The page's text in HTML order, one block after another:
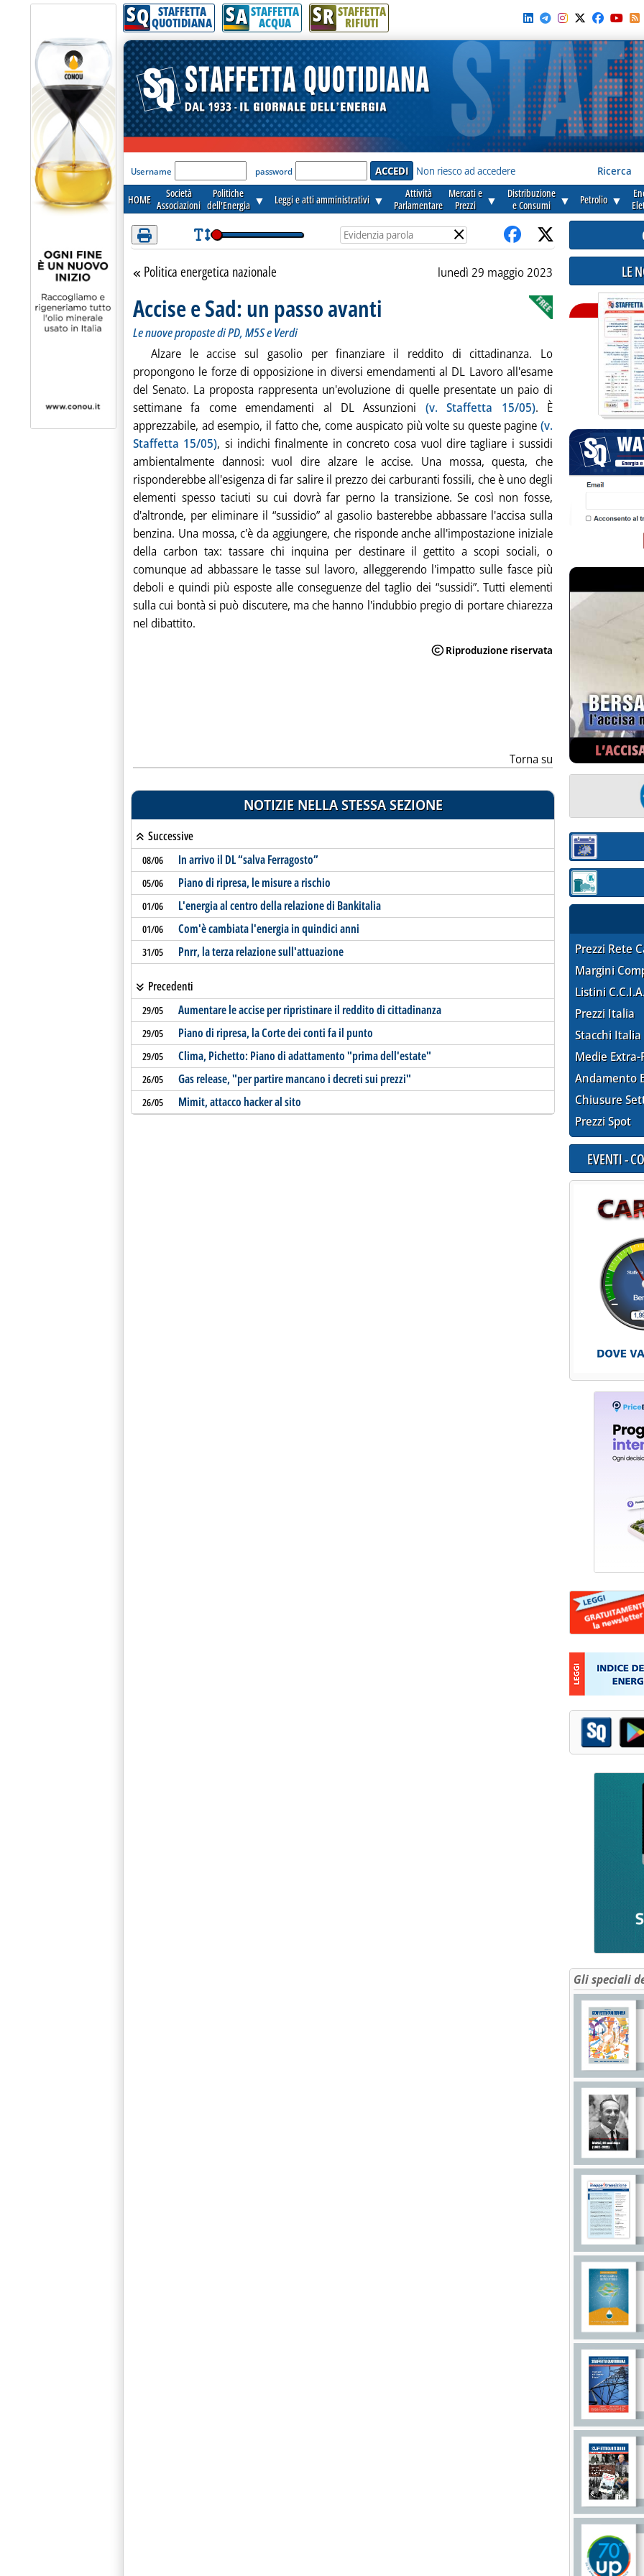
SQ STAFFETTA
QUOTIDIANA SA STAFFETTA
ACQUA SR STAFFETTA
RIFIUTI
'Modulo Login per accedere'
Username password Non riesco ad accedere Ricerca
HOME
Società
Associazioni
Politiche
dell'Energia ▼ Leggi e atti amministrativi ▼
Attività
Parlamentare
Mercati e
Prezzi
▼
Distribuzione
e Consumi
▼ Petrolio ▼
×
Torna alla sezione
Politica energetica nazionale lunedì 29 maggio 2023
Accise e Sad: un passo avanti
Le nuove proposte di PD, M5S e Verdi
Alzare le accise sul gasolio per finanziare il reddito di cittadinanza. Lo
propongono le forze di opposizione in diversi emendamenti al DL Lavoro all'esame
del Senato. La proposta rappresenta un'evoluzione di quelle presentate un paio di
settimane fa come emendamenti al DL Assunzioni (v. Staffetta 15/05). È
apprezzabile, ad esempio, il fatto che, come auspicato più volte su queste pagine (v.
Staffetta 15/05), si indichi finalmente in concreto cosa vuol dire tagliare i sussidi
ambientalmente dannosi: vuol dire alzare le accise. Una mossa, questa, che
risponderebbe all'esigenza di far salire il prezzo dei carburanti fossili, che è uno degli
elementi spesso taciuti su cui dovrà far perno la transizione. Se così non fosse,
d'altronde, per eliminare il “sussidio” al gasolio basterebbe abbassare l'accisa sulla
benzina. Una mossa, c'è da aggiungere, che risponde anche all'impostazione iniziale
della carbon tax: tassare chi inquina per destinare il gettito a scopi sociali, o
comunque ad abbassare le tasse sul lavoro, alleggerendo l'impatto sulle fasce più
deboli e quindi più esposte alle conseguenze del taglio dei “sussidi”. Tutti elementi
sulla cui bontà si può discutere, ma che hanno l'indubbio pregio di portare chiarezza
nel dibattito.
Torna su
NOTIZIE NELLA STESSA SEZIONE
Successive
08/06 In arrivo il DL “salva Ferragosto”
05/06 Piano di ripresa, le misure a rischio
01/06 L'energia al centro della relazione di Bankitalia
01/06 Com'è cambiata l'energia in quindici anni
31/05 Pnrr, la terza relazione sull'attuazione
Precedenti
29/05 Aumentare le accise per ripristinare il reddito di cittadinanza
29/05 Piano di ripresa, la Corte dei conti fa il punto
29/05 Clima, Pichetto: Piano di adattamento "prima dell'estate"
26/05 Gas release, "per partire mancano i decreti sui prezzi"
26/05 Mimit, attacco hacker al sito
LE
Sezione:
Sezione:
Prezzi Rete
Margini
Listini
Prezzi Italia
Stacchi Italia
Medie Extra-
Andamento
Chiusure
Prezzi Spot
EVENTI -
Gli speciali